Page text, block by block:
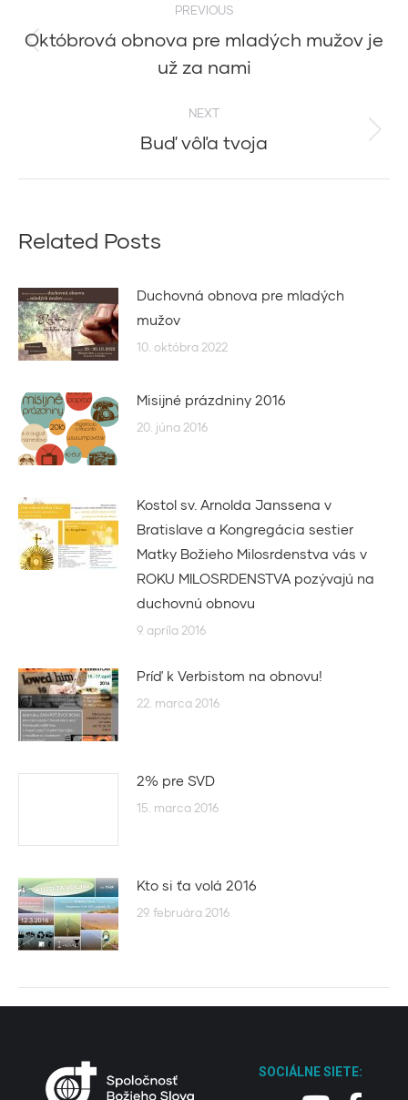
navigation
PREVIOUS
Previous
post:
Októbrová obnova pre mladých mužov je
už za nami
NEXT
Next
Buď vôľa tvoja
Related Posts
Duchovná obnova pre mladých
mužov
10. októbra 2022
Misijné prázdniny 2016
20. júna 2016
Kostol sv. Arnolda Janssena v
Bratislave a Kongregácia sestier
Matky Božieho Milosrdenstva vás v
ROKU MILOSRDENSTVA pozývajú na
duchovnú obnovu
9. apríla 2016
Príď k Verbistom na obnovu!
22. marca 2016
2% pre SVD
15. marca 2016
Kto si ťa volá 2016
29. februára 2016
SOCIÁLNE SIETE: